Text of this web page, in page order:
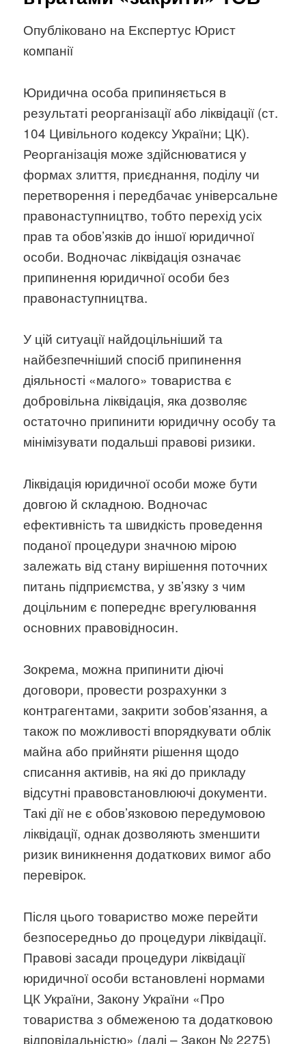
Опубліковано на Експертус Юрист
компанії
Юридична особа припиняється в
результаті реорганізації або ліквідації (ст.
104 Цивільного кодексу України; ЦК).
Реорганізація може здійснюватися у
формах злиття, приєднання, поділу чи
перетворення і передбачає універсальне
правонаступництво, тобто перехід усіх
прав та обов’язків до іншої юридичної
особи. Водночас ліквідація означає
припинення юридичної особи без
правонаступництва.
У цій ситуації найдоцільніший та
найбезпечніший спосіб припинення
діяльності «малого» товариства є
добровільна ліквідація, яка дозволяє
остаточно припинити юридичну особу та
мінімізувати подальші правові ризики.
Ліквідація юридичної особи може бути
довгою й складною. Водночас
ефективність та швидкість проведення
поданої процедури значною мірою
залежать від стану вирішення поточних
питань підприємства, у зв’язку з чим
доцільним є попереднє врегулювання
основних правовідносин.
Зокрема, можна припинити діючі
договори, провести розрахунки з
контрагентами, закрити зобов’язання, а
також по можливості впорядкувати облік
майна або прийняти рішення щодо
списання активів, на які до прикладу
відсутні правовстановлюючі документи.
Такі дії не є обов’язковою передумовою
ліквідації, однак дозволяють зменшити
ризик виникнення додаткових вимог або
перевірок.
Після цього товариство може перейти
безпосередньо до процедури ліквідації.
Правові засади процедури ліквідації
юридичної особи встановлені нормами
ЦК України, Закону України «Про
товариства з обмеженою та додатковою
відповідальністю» (далі – Закон № 2275)